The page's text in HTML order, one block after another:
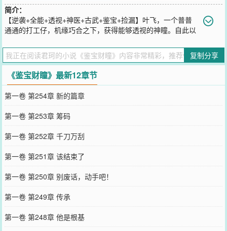
简介：
【逆袭+全能+透视+神医+古武+鉴宝+捡漏】叶飞，一个普普
通通的打工仔，机缘巧合之下，获得能够透视的神瞳。自此以
势、美人、财富如探囊取物！
您要是觉得《鉴宝财瞳》还不错的话请不要忘记向您QQ群和微博微信
里的朋友推荐哦！
复制分享
《鉴宝财瞳》最新12章节
第一卷 第254章 新的篇章
第一卷 第253章 筹码
第一卷 第252章 千刀万刮
第一卷 第251章 该结束了
第一卷 第250章 别废话，动手吧！
第一卷 第249章 传承
第一卷 第248章 他是根基